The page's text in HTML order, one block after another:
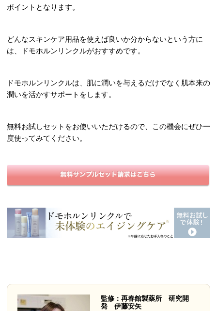
ポイントとなります。
どんなスキンケア用品を使えば良いか分からないという方に
は、ドモホルンリンクルがおすすめです。
ドモホルンリンクルは、肌に潤いを与えるだけでなく肌本来の
潤いを活かすサポートをします。
無料お試しセットをお使いいただけるので、この機会にぜひ一
度使ってみてください。
監修：再春館製薬所 研究開
発 伊藤安矢